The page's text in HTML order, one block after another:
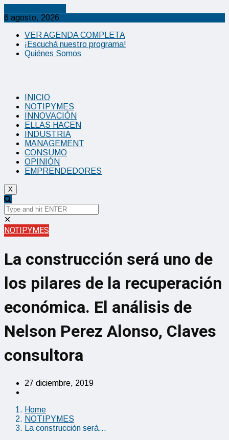
6 agosto, 2026
VER AGENDA COMPLETA
¡Escuchá nuestro programa!
Quiénes Somos
INICIO
NOTIPYMES
INNOVACIÓN
ELLAS HACEN
INDUSTRIA
MANAGEMENT
CONSUMO
OPINIÓN
EMPRENDEDORES
X
✕
NOTIPYMES
La construcción será uno de
los pilares de la recuperación
económica. El análisis de
Nelson Perez Alonso, Claves
consultora
27 diciembre, 2019
Home
NOTIPYMES
La construcción será…